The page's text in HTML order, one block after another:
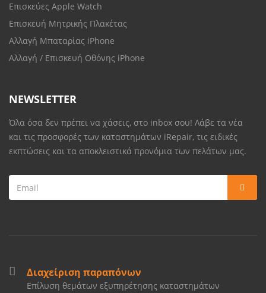
Επισκεύες Apple Watch
Επισκευή Μητρικής Πλακέτας
Αλλαγή Μπαταρίας iPhone
Αλλαγή / Επισκευή Οθόνης iPhone
NEWSLETTER
Όλα όσα δεν πρέπει να χάσεις, στο inbox σου! Λάβε τα νέα
και τις προσφορές των καταστημάτων iRepair, τις ειδικές
εκπτώσεις και τα αποκλειστικά προνόμια των πελάτων μας.
Διαχείριση παραπόνων
Επίλυση θεμάτων εξυπηρέτησης καταστημάτων